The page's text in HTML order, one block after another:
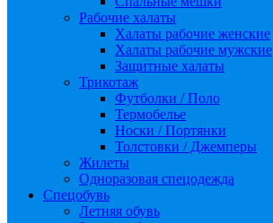
Рабочие халаты
Халаты рабочие женские
Халаты рабочие мужские
Защитные халаты
Трикотаж
Футболки / Поло
Термобелье
Носки / Портянки
Толстовки / Джемперы
Жилеты
Одноразовая спецодежда
Спецобувь
Летняя обувь